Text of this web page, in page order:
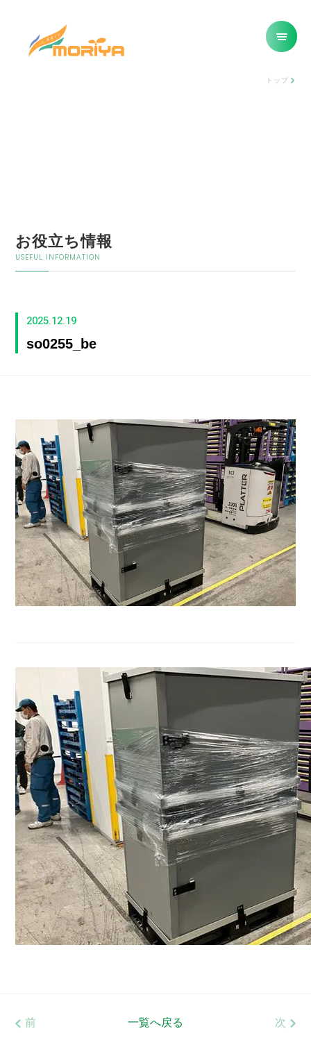
トップ
お役立ち情報
USEFUL INFORMATION
2025.12.19
so0255_be
前 一覧へ戻る 次